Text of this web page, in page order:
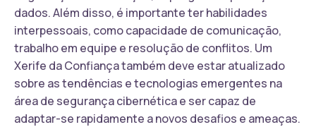
dados. Além disso, é importante ter habilidades
interpessoais, como capacidade de comunicação,
trabalho em equipe e resolução de conflitos. Um
Xerife da Confiança também deve estar atualizado
sobre as tendências e tecnologias emergentes na
área de segurança cibernética e ser capaz de
adaptar-se rapidamente a novos desafios e ameaças.